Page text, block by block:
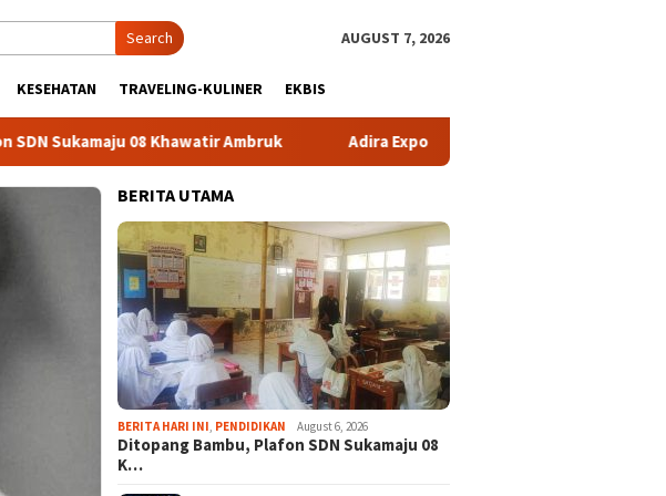
Search AUGUST 7, 2026
KESEHATAN TRAVELING-KULINER EKBIS
08 Khawatir Ambruk Adira Expo Merdeka Tawarkan Bunga 1,76 Persen
BERITA UTAMA
BERITA HARI INI PENDIDIKAN August 6, 2026
Ditopang Bambu, Plafon SDN Sukamaju 08
K…